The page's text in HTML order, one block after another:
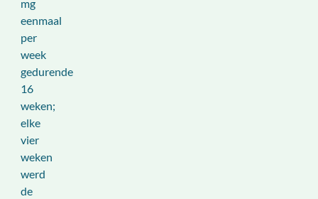
mg
eenmaal
per
week
gedurende
16
weken;
elke
vier
weken
werd
de